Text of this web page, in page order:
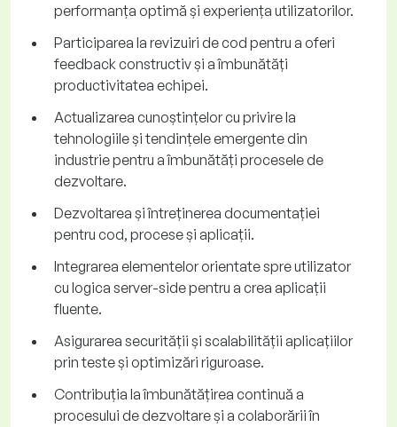
performanța optimă și experiența utilizatorilor.
Participarea la revizuiri de cod pentru a oferi
feedback constructiv și a îmbunătăți
productivitatea echipei.
Actualizarea cunoștințelor cu privire la
tehnologiile și tendințele emergente din
industrie pentru a îmbunătăți procesele de
dezvoltare.
Dezvoltarea și întreținerea documentației
pentru cod, procese și aplicații.
Integrarea elementelor orientate spre utilizator
cu logica server-side pentru a crea aplicații
fluente.
Asigurarea securității și scalabilității aplicațiilor
prin teste și optimizări riguroase.
Contribuția la îmbunătățirea continuă a
procesului de dezvoltare și a colaborării în